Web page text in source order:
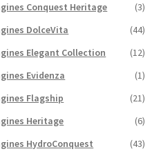
Conquest Heritage
(3)
DolceVita
(44)
Elegant Collection
(12)
Evidenza
(1)
Flagship
(21)
Heritage
(6)
HydroConquest
(43)